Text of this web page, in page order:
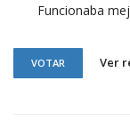
Funcionaba
VOTAR Ver